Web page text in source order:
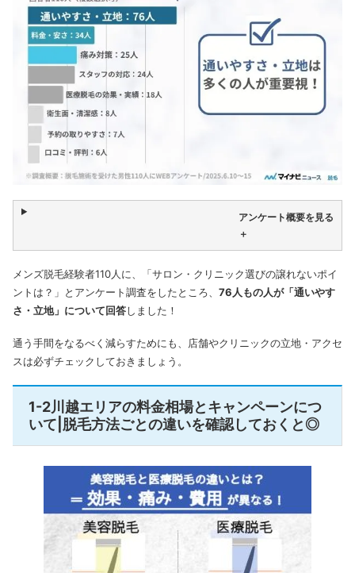
アンケート概要を見る
＋
メンズ脱毛経験者110人に、「サロン・クリニック選びの譲れないポイ
ントは？」とアンケート調査をしたところ、 76人もの人が「通いやす
さ・立地」について回答しました！
通う手間をなるべく減らすためにも、店舗やクリニックの立地・アクセ
スは必ずチェックしておきましょう。
1-2川越エリアの料金相場とキャンペーンにつ
いて|脱毛方法ごとの違いを確認しておくと◎